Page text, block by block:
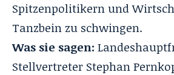
Spitzenpolitikern und
Tanzbein zu schwingen.
Was sie sagen:
Stellvertreter Stephan